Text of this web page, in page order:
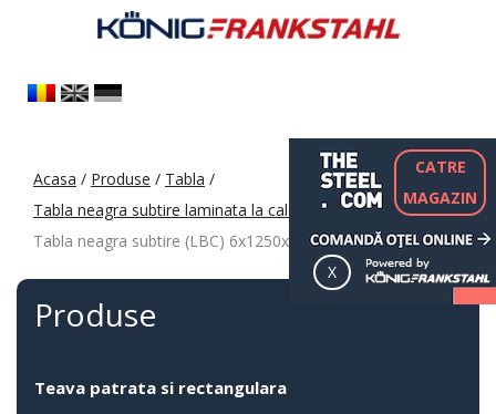
Acasa / Produse / Tabla /
Tabla neagra subtire laminata la cald LBC (HRS / HRC)/
Tabla neagra subtire (LBC) 6x1250x2500 S235
Produse
Teava patrata si rectangulara
CATRE
MAGAZIN